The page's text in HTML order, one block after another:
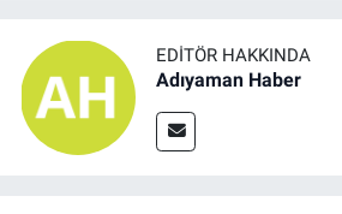
EDITÖR HAKKINDA
Adıyaman Haber